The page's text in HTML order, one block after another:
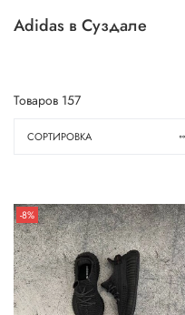
Adidas в Суздале
Товаров 157
СОРТИРОВКА
-8%